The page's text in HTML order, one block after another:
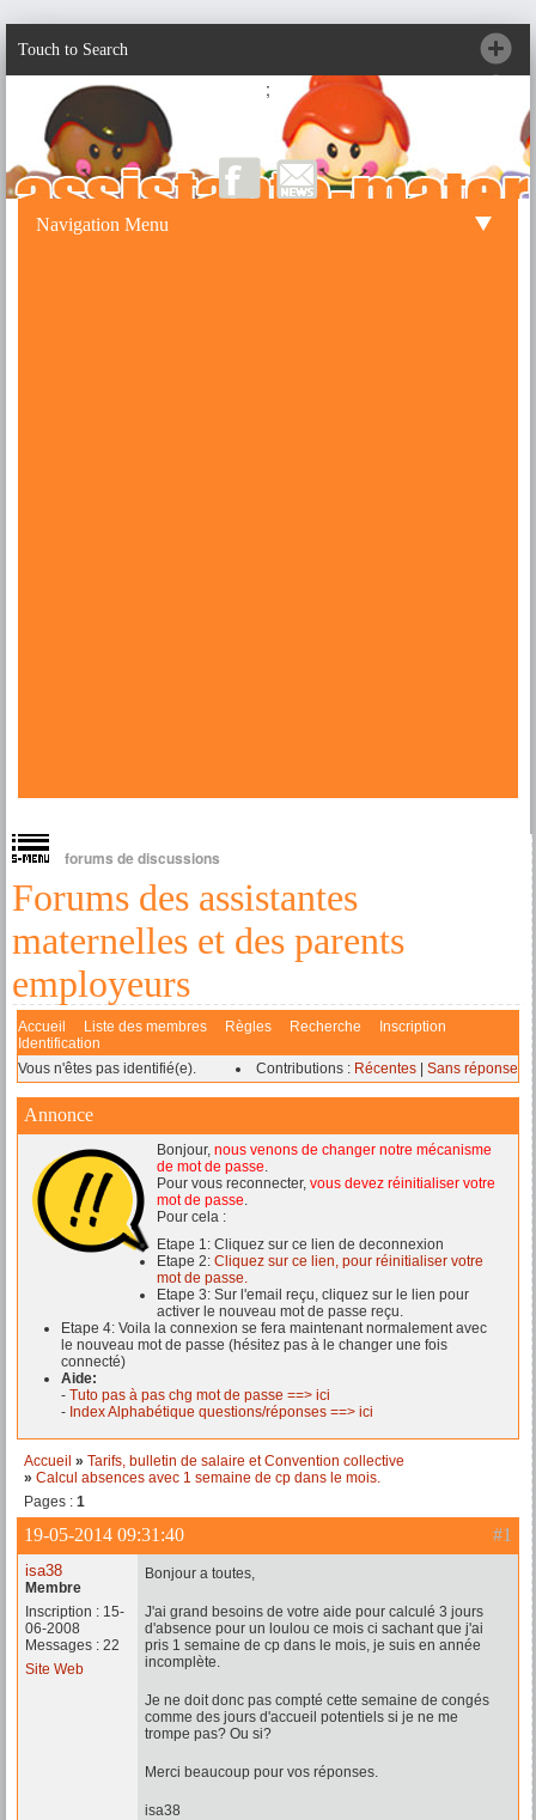
Touch to Search
;
Navigation Menu
forums de discussions
Forums des assistantes
maternelles et des parents
employeurs
Accueil Liste des membres Règles Recherche
Inscription
Identification
Vous n'êtes pas identifié(e).
Contributions : Récentes Sans réponse
Annonce
Bonjour, nous venons de changer notre mécanisme
de mot de passe.
Pour vous reconnecter, vous devez réinitialiser votre
mot de passe.
Pour cela :
Etape 1: Cliquez sur ce lien de deconnexion
Etape 2: Cliquez sur ce lien, pour réinitialiser votre
mot de passe.
Etape 3: Sur l'email reçu, cliquez sur le lien pour
activer le nouveau mot de passe reçu.
Etape 4: Voila la connexion se fera maintenant normalement avec
le nouveau mot de passe (hésitez pas à le changer une fois
connecté)
Aide:
- Tuto pas à pas chg mot de passe ==> ici
- Index Alphabétique questions/réponses ==> ici
Accueil » Tarifs, bulletin de salaire et Convention collective
» Calcul absences avec 1 semaine de cp dans le mois.
Pages : 1
#1
19-05-2014 09:31:40
isa38
Membre
Inscription : 15-
06-2008
Messages : 22
Site Web
Bonjour a toutes,
J'ai grand besoins de votre aide pour calculé 3 jours
d'absence pour un loulou ce mois ci sachant que j'ai
pris 1 semaine de cp dans le mois, je suis en année
incomplète.
Je ne doit donc pas compté cette semaine de congés
comme des jours d'accueil potentiels si je ne me
trompe pas? Ou si?
Merci beaucoup pour vos réponses.
isa38